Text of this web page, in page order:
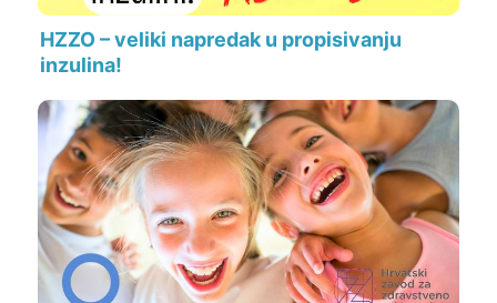
HZZO – veliki napredak u propisivanju
inzulina!